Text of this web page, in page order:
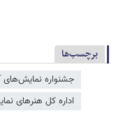
برچسب‌ها
جشنواره نمایش‌های
اداره کل هنرهای